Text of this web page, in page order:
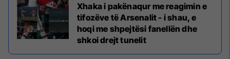
Xhaka i pakënaqur me reagimin e
tifozëve të Arsenalit - i shau, e
hoqi me shpejtësi fanellën dhe
shkoi drejt tunelit